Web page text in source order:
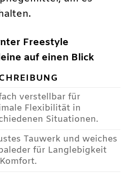
Freestyle
auf einen Blick
verstellbar für
Flexibilität in
Situationen.
Tauwerk und weiches
für Langlebigkeit